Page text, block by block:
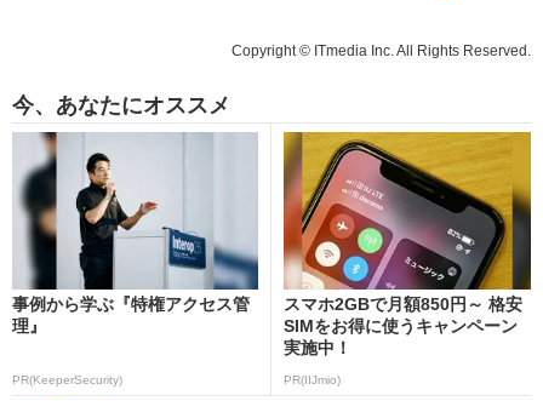
Copyright © ITmedia Inc. All Rights Reserved.
今、あなたにオススメ
事例から学ぶ『特権アクセス管
理』
PR(KeeperSecurity)
スマホ2GBで月額850円～ 格安
SIMをお得に使うキャンペーン
実施中！
PR(IIJmio)